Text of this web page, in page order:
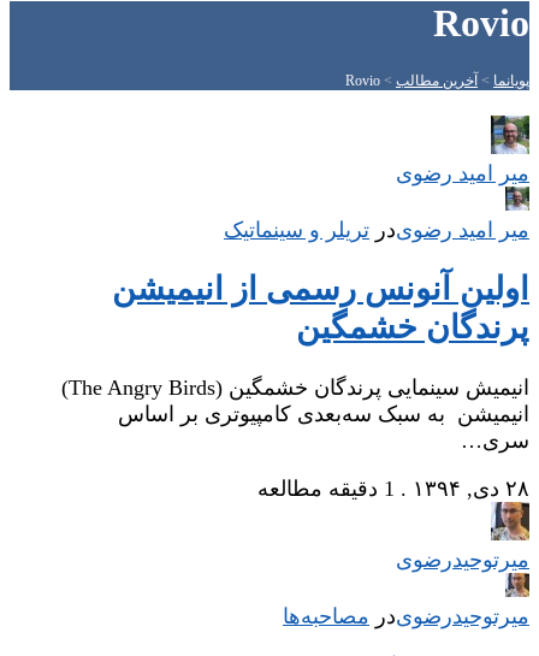
Rovio
پویانما > آخرین مطالب >
Rovio
میر امید رضوی
میر امید رضویدر تریلر و سینماتیک
اولین آنونس رسمی از انیمیشن
پرندگان خشمگین
انیمیش سینمایی پرندگان خشمگین (The Angry Birds)
انیمیشن به سبک سه‌بعدی کامپیوتری بر اساس
سری…
۲۸ دی, ۱۳۹۴
. 1 دقیقه مطالعه
میر‌توحیدرضوی
میر‌توحیدرضویدر مصاحبه‌ها